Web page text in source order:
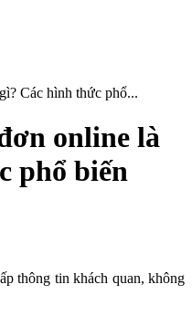
Các hình thức phổ...
online là
phổ biến
thông tin khách quan, không